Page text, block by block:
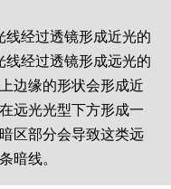
线经过透镜形成近光的
线经过透镜形成远光的
边缘的形状会形成近
远光光型下方形成一
区部分会导致这类远
暗线。